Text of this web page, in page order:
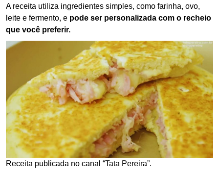
A receita utiliza ingredientes simples, como farinha, ovo,
leite e fermento, e pode ser personalizada com o recheio
que você preferir.
Receita publicada no canal “Tata Pereira”.